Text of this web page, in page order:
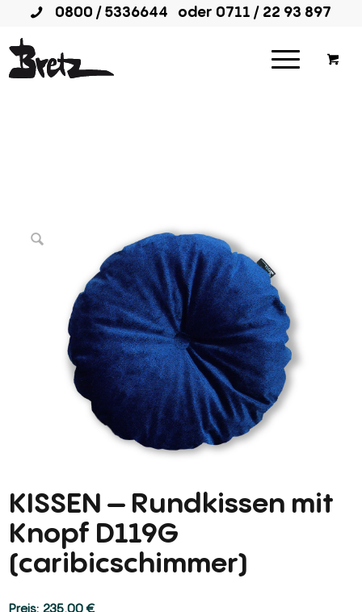
0800 / 5336644 oder 0711 / 22 93 897
KISSEN – Rundkissen mit
Knopf D119G
(caribicschimmer)
235,00€